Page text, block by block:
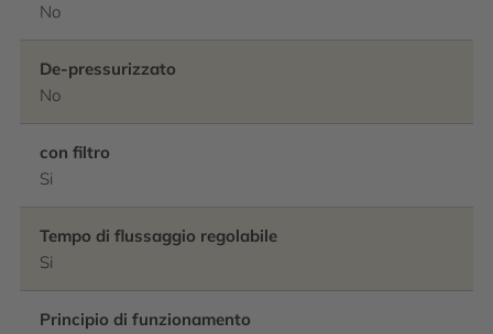
No
De-pressurizzato
No
con filtro
Si
Tempo di flussaggio regolabile
Si
Principio di funzionamento